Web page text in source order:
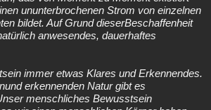
ununterbrochenen Strom von einzelnen
bildet. Auf Grund dieserBeschaffenheit
anwesendes, dauerhaftes
immer etwas Klares und Erkennendes.
erkennenden Natur gibt es
menschliches Bewusstsein